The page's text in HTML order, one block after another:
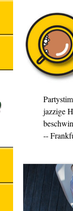
jazzige
--